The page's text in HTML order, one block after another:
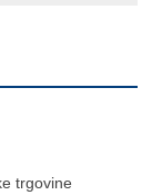
trgovine